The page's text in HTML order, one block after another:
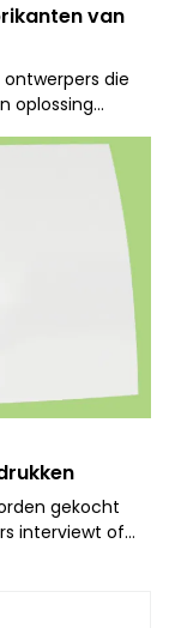
van
die
oplossing
gekocht
interviewt of